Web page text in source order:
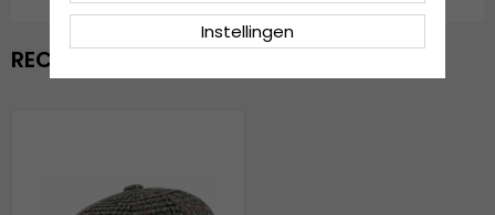
RECENTELIJK BEKEKEN
Instellingen